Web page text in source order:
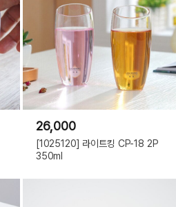
26,000
[1025120] 라이트킹 CP-18 2P
350ml